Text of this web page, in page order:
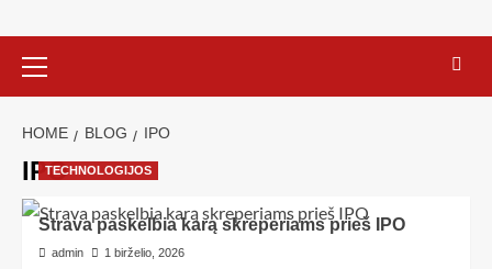
HOME BLOG IPO
IPOTECHNOLOGIJOS
Strava paskelbia karą skreperiams prieš IPO
admin 1 birželio, 2026